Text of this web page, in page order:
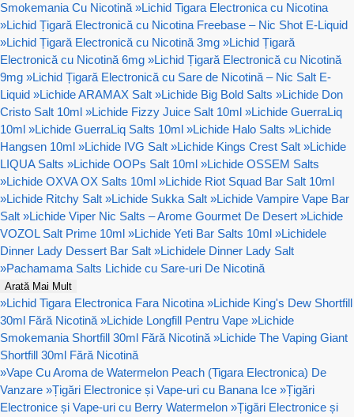
Smokemania Cu Nicotină »Lichid Tigara Electronica cu Nicotina
»Lichid Țigară Electronică cu Nicotina Freebase – Nic Shot E-Liquid
»Lichid Țigară Electronică cu Nicotină 3mg »Lichid Țigară
Electronică cu Nicotină 6mg »Lichid Țigară Electronică cu Nicotină
9mg »Lichid Țigară Electronică cu Sare de Nicotină – Nic Salt E-
Liquid »Lichide ARAMAX Salt »Lichide Big Bold Salts »Lichide Don
Cristo Salt 10ml »Lichide Fizzy Juice Salt 10ml »Lichide GuerraLiq
10ml »Lichide GuerraLiq Salts 10ml »Lichide Halo Salts »Lichide
Hangsen 10ml »Lichide IVG Salt »Lichide Kings Crest Salt »Lichide
LIQUA Salts »Lichide OOPs Salt 10ml »Lichide OSSEM Salts
»Lichide OXVA OX Salts 10ml »Lichide Riot Squad Bar Salt 10ml
»Lichide Ritchy Salt »Lichide Sukka Salt »Lichide Vampire Vape Bar
Salt »Lichide Viper Nic Salts – Arome Gourmet De Desert »Lichide
VOZOL Salt Prime 10ml »Lichide Yeti Bar Salts 10ml »Lichidele
Dinner Lady Dessert Bar Salt »Lichidele Dinner Lady Salt
»Pachamama Salts Lichide cu Sare-uri De Nicotină
Arată Mai Mult
»Lichid Tigara Electronica Fara Nicotina »Lichide King's Dew Shortfill
30ml Fără Nicotină »Lichide Longfill Pentru Vape »Lichide
Smokemania Shortfill 30ml Fără Nicotină »Lichide The Vaping Giant
Shortfill 30ml Fără Nicotină
»Vape Cu Aroma de Watermelon Peach (Tigara Electronica) De
Vanzare »Țigări Electronice și Vape-uri cu Banana Ice »Țigări
Electronice și Vape-uri cu Berry Watermelon »Țigări Electronice și